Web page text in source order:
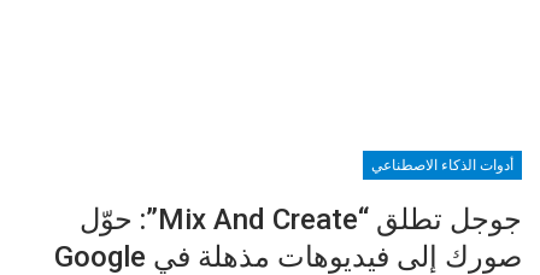
أدوات الذكاء الاصطناعي
جوجل تطلق “Mix And Create”: حوّل
صورك إلى فيديوهات مذهلة في Google